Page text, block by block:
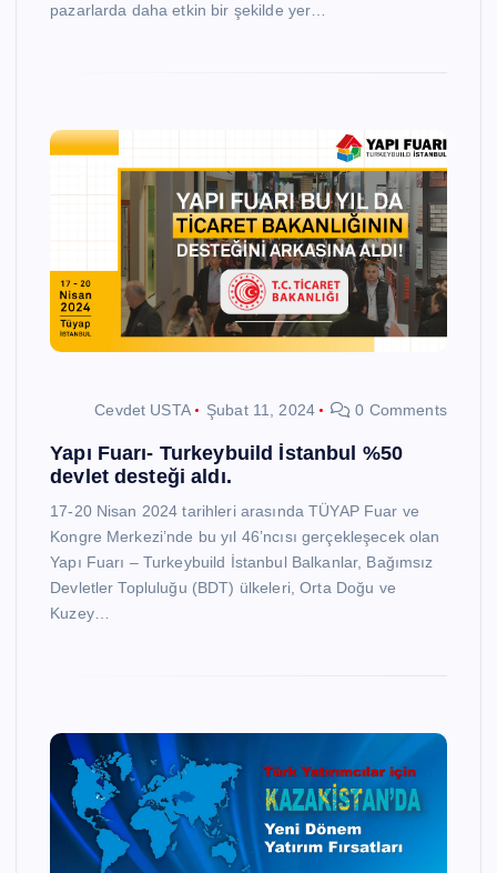
pazarlarda daha etkin bir şekilde yer…
Cevdet USTA Şubat 11, 2024 0 Comments
Yapı Fuarı- Turkeybuild İstanbul %50
devlet desteği aldı.
17-20 Nisan 2024 tarihleri arasında TÜYAP Fuar ve
Kongre Merkezi’nde bu yıl 46’ncısı gerçekleşecek olan
Yapı Fuarı – Turkeybuild İstanbul Balkanlar, Bağımsız
Devletler Topluluğu (BDT) ülkeleri, Orta Doğu ve
Kuzey…